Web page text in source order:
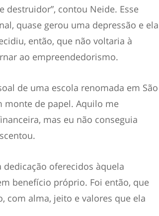
contou Neide. Esse
quase gerou uma depressão e ela
então, que não voltaria à
ao empreendedorismo.
de uma escola renomada em São
monte de papel. Aquilo me
mas eu não conseguia
oferecidos àquela
benefício próprio. Foi então, que
com alma, jeito e valores que ela